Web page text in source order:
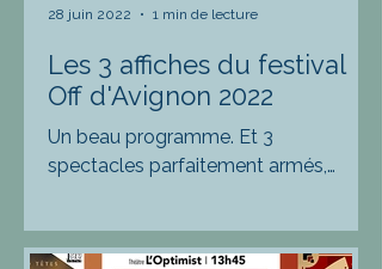
Les 3 affiches du festival
Off d'Avignon 2022
Un beau programme. Et 3
spectacles parfaitement armés,
28 juin 2022 1 min de lecture